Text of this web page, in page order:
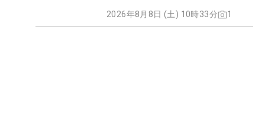
2026年8月8日 (土) 10時33分 1